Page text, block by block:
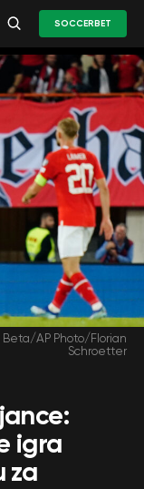
SOCCERBET
Beta/AP Photo/Florian
Schroetter
igra
za